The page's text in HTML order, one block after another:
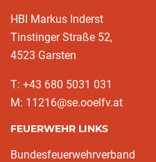
HBI Markus Inderst
Tinstinger Straße 52,
4523 Garsten
T: +43 680 5031 031
M: 11216@se.ooelfv.at
FEUERWEHR LINKS
Bundesfeuerwehrverband